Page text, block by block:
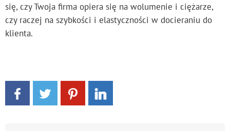
się, czy Twoja firma opiera się na wolumenie i ciężarze,
czy raczej na szybkości i elastyczności w docieraniu do
klienta.